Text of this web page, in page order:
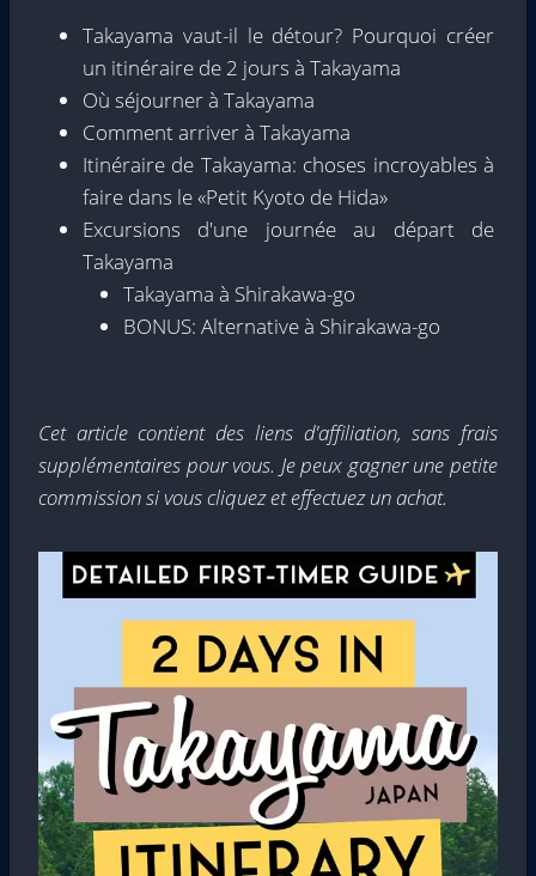
Takayama vaut-il le détour? Pourquoi créer
un itinéraire de 2 jours à Takayama
Où séjourner à Takayama
Comment arriver à Takayama
Itinéraire de Takayama: choses incroyables à
faire dans le «Petit Kyoto de Hida»
Excursions d'une journée au départ de
Takayama
Takayama à Shirakawa-go
BONUS: Alternative à Shirakawa-go
Cet article contient des liens d'affiliation, sans frais
supplémentaires pour vous. Je peux gagner une petite
commission si vous cliquez et effectuez un achat.